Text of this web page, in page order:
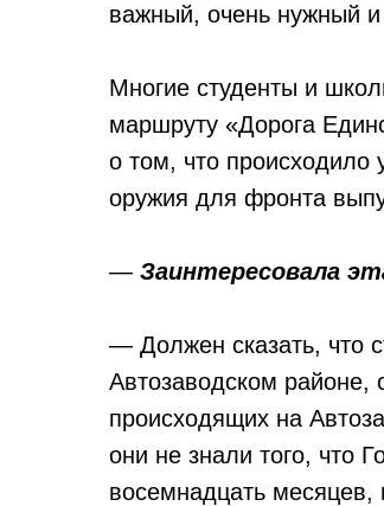
важный, очень нужный
Многие студенты и
маршруту «Дорога
о том, что происходило
оружия для фронта
— Заинтересовала
— Должен сказать, что
Автозаводском районе,
происходящих на
они не знали того, что
восемнадцать месяцев,